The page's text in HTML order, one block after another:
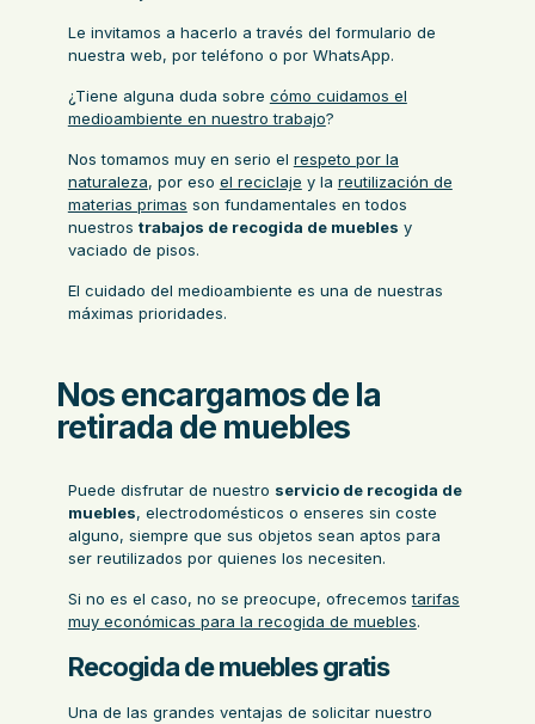
Le invitamos a hacerlo a través del formulario de
nuestra web, por teléfono o por WhatsApp.
¿Tiene alguna duda sobre cómo cuidamos el
medioambiente en nuestro trabajo?
Nos tomamos muy en serio el respeto por la
naturaleza, por eso el reciclaje y la reutilización de
materias primas son fundamentales en todos
nuestros trabajos de recogida de muebles y
vaciado de pisos.
El cuidado del medioambiente es una de nuestras
máximas prioridades.
Nos encargamos de la
retirada de muebles
Puede disfrutar de nuestro servicio de recogida de
muebles, electrodomésticos o enseres sin coste
alguno, siempre que sus objetos sean aptos para
ser reutilizados por quienes los necesiten.
Si no es el caso, no se preocupe, ofrecemostarifas
muy económicas para la recogida de muebles.
Recogida de muebles gratis
Una de las grandes ventajas de solicitar nuestro